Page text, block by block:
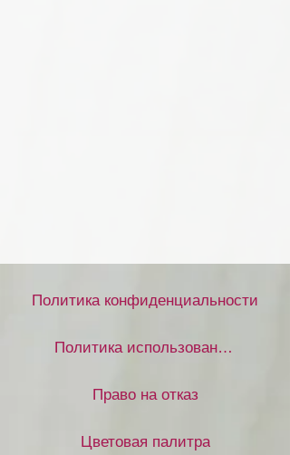
Политика конфиденциальности
Политика использования файлов cookie
Право на отказ
Цветовая палитра